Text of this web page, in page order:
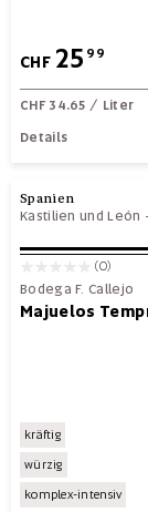
CHF 25 99
CHF 34.65 / Liter
Details
Spanien
Kastilien und León
(0)
Bodega F. Callejo
Majuelos
kräftig
würzig
komplex-intensiv